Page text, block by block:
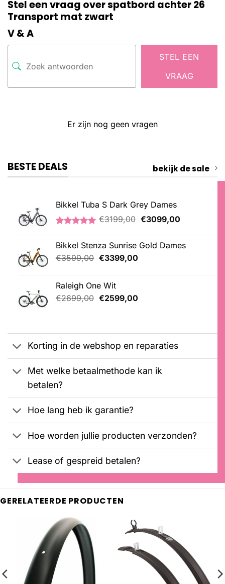
Stel een vraag over spatbord achter 26
Transport mat zwart
V & A
STEL EEN
VRAAG
Er zijn nog geen vragen
BESTE DEALS bekijk de sale
Bikkel Tuba S Dark Grey Dames
gebaseerd
op
klantbeoordeling
€3199,00 Oorspronkelijke
€3199,00.
€3099,00Huidige
€3099,00.
Bikkel Stenza Sunrise Gold Dames
€3599,00 Oorspronkelijke
€3599,00.
€3399,00Huidige
Raleigh One Wit
€2699,00 Oorspronkelijke
€2599,00Huidige
Korting in de webshop en reparaties
Met welke betaalmethode kan ik
betalen?
Hoe lang heb ik garantie?
Hoe worden jullie producten verzonden?
Lease of gespreid betalen?
GERELATEERDE PRODUCTEN